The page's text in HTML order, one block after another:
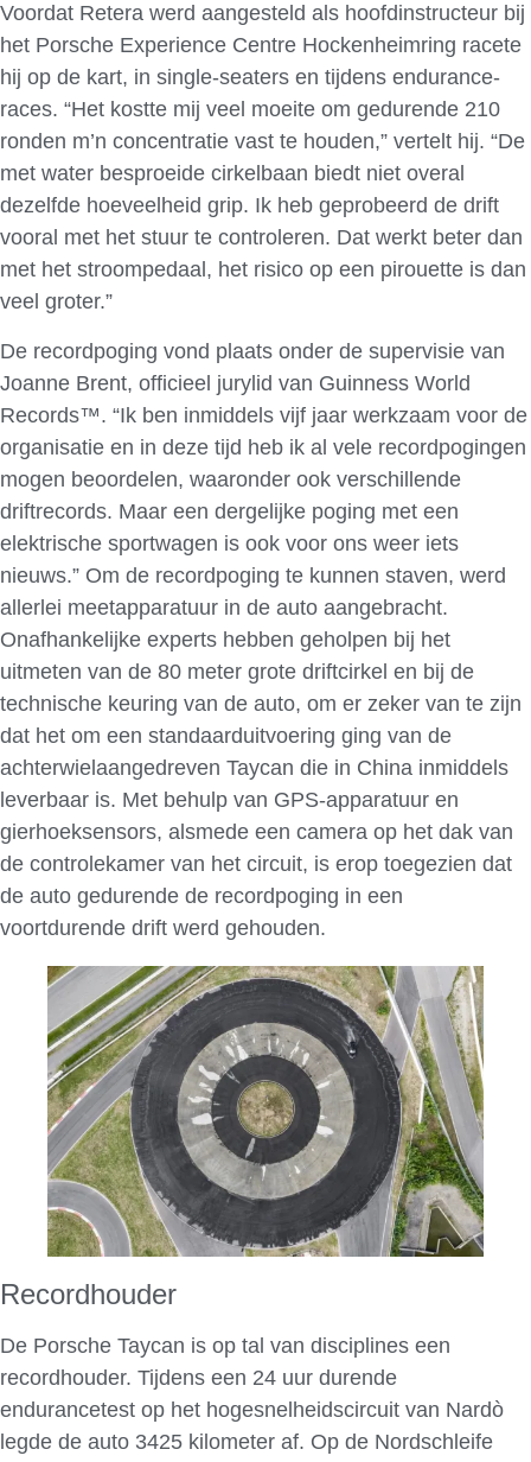
Voordat Retera werd aangesteld als hoofdinstructeur bij
het Porsche Experience Centre Hockenheimring racete
hij op de kart, in single-seaters en tijdens endurance-
races. “Het kostte mij veel moeite om gedurende 210
ronden m’n concentratie vast te houden,” vertelt hij. “De
met water besproeide cirkelbaan biedt niet overal
dezelfde hoeveelheid grip. Ik heb geprobeerd de drift
vooral met het stuur te controleren. Dat werkt beter dan
met het stroompedaal, het risico op een pirouette is dan
veel groter.”
De recordpoging vond plaats onder de supervisie van
Joanne Brent, officieel jurylid van Guinness World
Records™. “Ik ben inmiddels vijf jaar werkzaam voor de
organisatie en in deze tijd heb ik al vele recordpogingen
mogen beoordelen, waaronder ook verschillende
driftrecords. Maar een dergelijke poging met een
elektrische sportwagen is ook voor ons weer iets
nieuws.” Om de recordpoging te kunnen staven, werd
allerlei meetapparatuur in de auto aangebracht.
Onafhankelijke experts hebben geholpen bij het
uitmeten van de 80 meter grote driftcirkel en bij de
technische keuring van de auto, om er zeker van te zijn
dat het om een standaarduitvoering ging van de
achterwielaangedreven Taycan die in China inmiddels
leverbaar is. Met behulp van GPS-apparatuur en
gierhoeksensors, alsmede een camera op het dak van
de controlekamer van het circuit, is erop toegezien dat
de auto gedurende de recordpoging in een
voortdurende drift werd gehouden.
Recordhouder
De Porsche Taycan is op tal van disciplines een
recordhouder. Tijdens een 24 uur durende
endurancetest op het hogesnelheidscircuit van Nardò
legde de auto 3425 kilometer af. Op de Nordschleife